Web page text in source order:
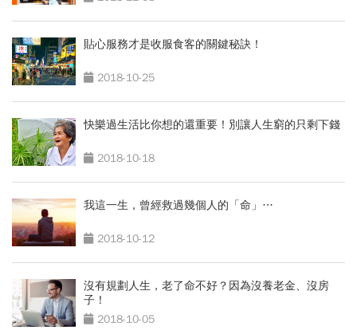
貼心服務才是收服食客的關鍵秘訣！
2018-10-25
快樂過生活比你想的還重要！別讓人生窮的只剩下錢
2018-10-18
我這一生，曾經救過幾個人的「命」…
2018-10-12
沒有規劃人生，老了命不好？因為沒養老金、沒房
子！
2018-10-05